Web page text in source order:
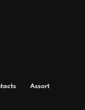
Assort